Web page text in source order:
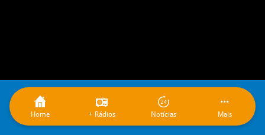
Home + Rádios Notícias Mais